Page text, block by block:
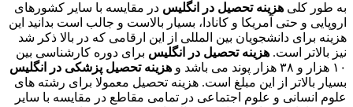
به طور کلی هزینه تحصیل در انگلیس در مقایسه با سایر کشورهای
اروپایی و حتی آمریکا و کانادا، بسیار بالاست و جالب است بدانید این
هزینه برای دانشجویان بین المللی از این ارقامی که در بالا ذکر شد
نیز بالاتر است. هزینه تحصیل در انگلیس برای دوره کارشناسی بین
۱۰ هزار و ۳۸ هزار پوند می باشد و
هزینه تحصیل پزشکی در انگلیس
بسیار بالاتر از این مبلغ است. هزینه تحصیل معمولا برای رشته های
علوم انسانی و علوم اجتماعی در تمامی مقاطع در مقایسه با سایر